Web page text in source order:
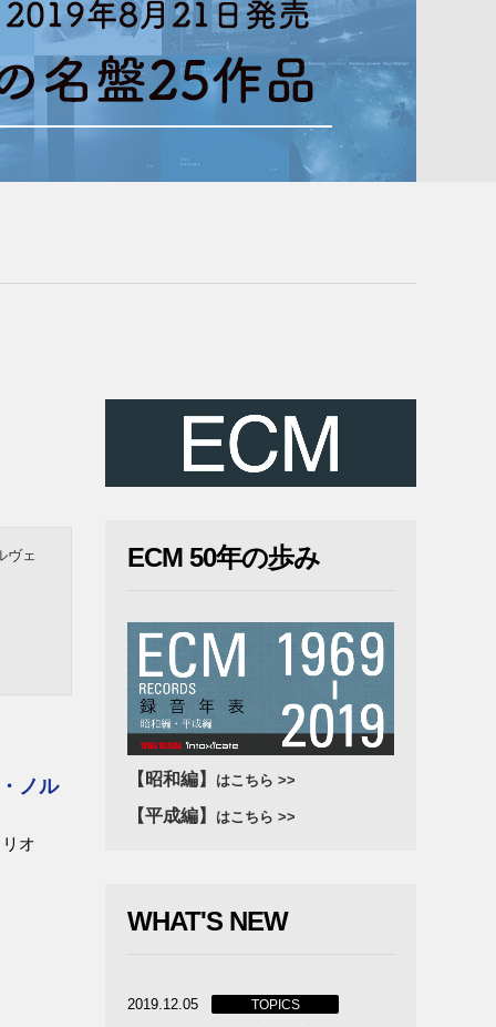
ヴェ
ノル
オ
ECM 50年の歩み
【昭和編】 はこちら >>
【平成編】 はこちら >>
WHAT'S NEW
2019.12.05 TOPICS